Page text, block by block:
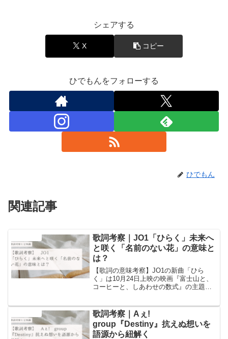
シェアする
X コピー
ひでもんをフォローする
ひでもん
関連記事
歌詞考察｜JO1「ひらく」未来へ
と咲く「名前のない花」の意味と
は？
【歌詞の意味考察】JO1の新曲「ひら
く」は10月24日上映の映画『富士山と、
コーヒーと、しあわせの数式』の主題
まれるワードについての豆知識を書いて
います！
歌詞考察｜Aぇ!
group『Destiny』抗えぬ想いを
語源から紐解く